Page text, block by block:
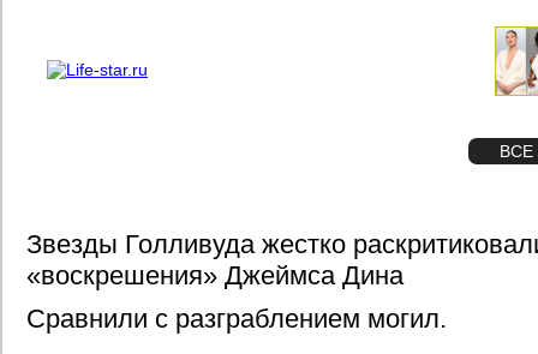
ВСЕ
Звезды Голливуда жестко
«воскрешения» Джеймса Дина
Сравнили с разграблением могил.